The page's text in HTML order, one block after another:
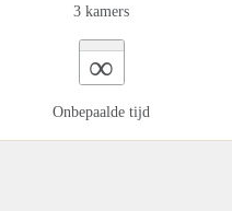
3 kamers
∞
Onbepaalde tijd